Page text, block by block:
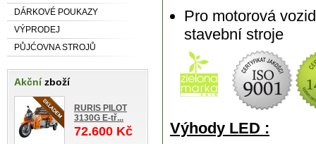
DÁRKOVÉ POUKAZY
VÝPRODEJ
PŮJĆOVNA STROJŮ
Akčnízboží
RURIS PILOT
3130G E-tř...
72.600 Kč
Pro motorová
stavební stroje
Výhody LED :